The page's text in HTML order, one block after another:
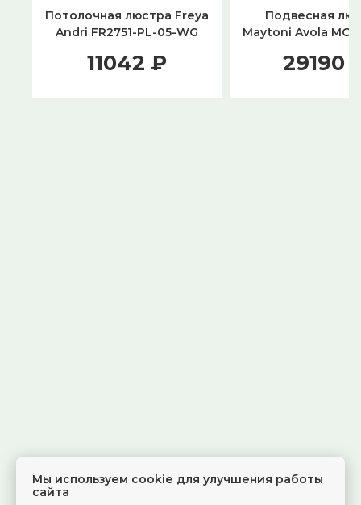
Потолочная люстра Freya
Andri FR2751-PL-05-WG
11042 ₽
Подвесная
Maytoni Avola
29190
Мы используем cookie для улучшения работы
сайта